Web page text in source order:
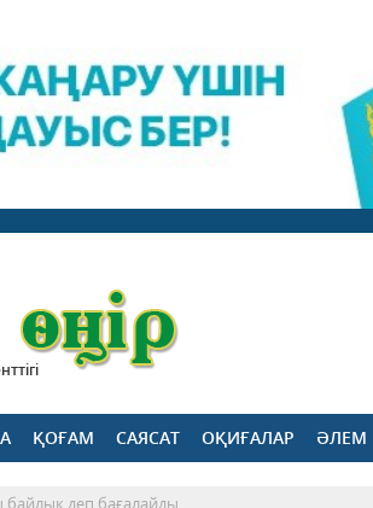
ҚОҒАМ САЯСАТ ОҚИҒАЛАР ӘЛЕМ
байлық деп бағалайды